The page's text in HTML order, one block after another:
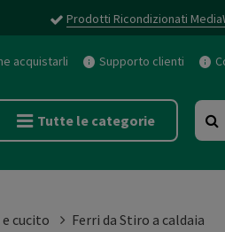
Prodotti Ricondizionati
acquistarli Supporto clienti
Tutte le categorie
cucito
Ferri da Stiro a caldaia